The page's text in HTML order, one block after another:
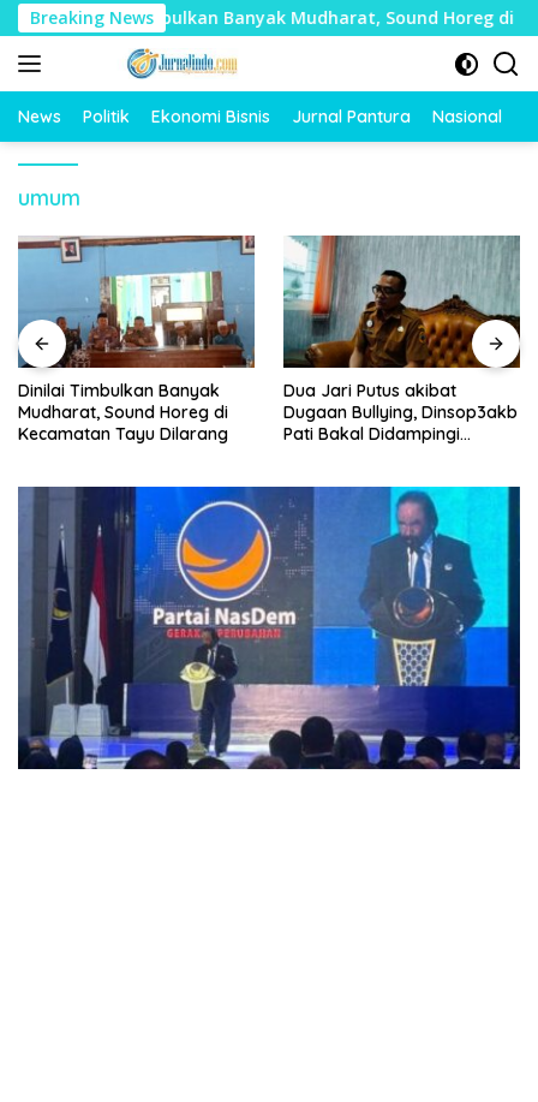
Langsung
ke
konten
Breaking News
Dinilai Timbulkan Banyak Mudharat, Sound Horeg di
News Politik Ekonomi Bisnis Jurnal Pantura Nasional
umum
Dinilai Timbulkan Banyak
Mudharat, Sound Horeg di
Kecamatan Tayu Dilarang
Dua Jari Putus akibat
Dugaan Bullying, Dinsop3akb
Pati Bakal Didampingi